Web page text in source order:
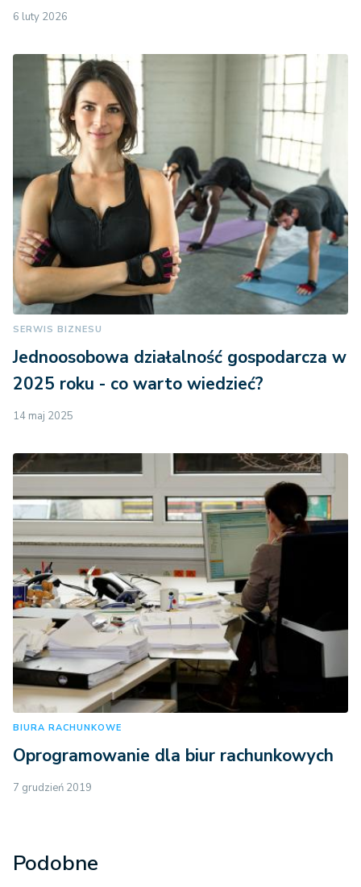
6 luty 2026
SERWIS BIZNESU
Jednoosobowa działalność gospodarcza w
2025 roku - co warto wiedzieć?
14 maj 2025
BIURA RACHUNKOWE
Oprogramowanie dla biur rachunkowych
7 grudzień 2019
Podobne